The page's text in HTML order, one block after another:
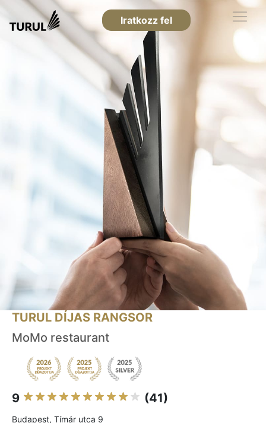
Iratkozz fel
TURUL DÍJAS RANGSOR
MoMo restaurant
9 (41)
Budapest, Tímár utca 9